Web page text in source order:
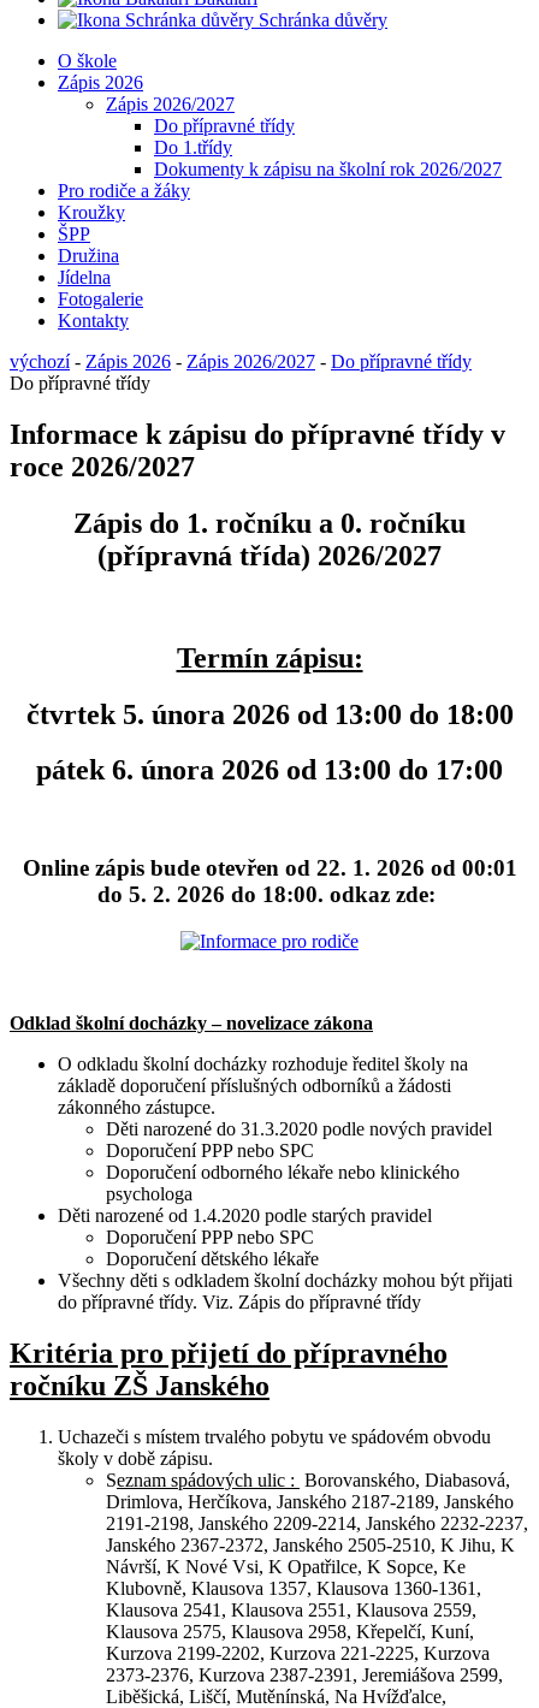
Schránka důvěry
O škole
Zápis 2026
Zápis 2026/2027
Do přípravné třídy
Do 1.třídy
Dokumenty k zápisu na školní rok 2026/2027
Pro rodiče a žáky
Kroužky
ŠPP
Družina
Jídelna
Fotogalerie
Kontakty
výchozí- Zápis 2026 - Zápis 2026/2027 - Do přípravné třídy
Do přípravné třídy
Informace k zápisu do přípravné třídy v
roce 2026/2027
Zápis do 1. ročníku a 0. ročníku
(přípravná třída) 2026/2027
Termín zápisu:
čtvrtek 5. února 2026 od 13:00 do 18:00
pátek 6. února 2026 od 13:00 do 17:00
Online zápis bude otevřen od 22. 1. 2026 od 00:01
do 5. 2. 2026 do 18:00. odkaz zde:
Odklad školní docházky – novelizace zákona
O odkladu školní docházky rozhoduje ředitel školy na
základě doporučení příslušných odborníků a žádosti
zákonného zástupce.
Děti narozené do 31.3.2020 podle nových pravidel
Doporučení PPP nebo SPC
Doporučení odborného lékaře nebo klinického
psychologa
Děti narozené od 1.4.2020 podle starých pravidel
Doporučení PPP nebo SPC
Doporučení dětského lékaře
Všechny děti s odkladem školní docházky mohou být přijati
do přípravné třídy. Viz. Zápis do přípravné třídy
Kritéria pro přijetí do přípravného
ročníku ZŠ Janského
Uchazeči s místem trvalého pobytu ve spádovém obvodu
školy v době zápisu.
Seznam spádových ulic : Borovanského, Diabasová,
Drimlova, Herčíkova, Janského 2187-2189, Janského
2191-2198, Janského 2209-2214, Janského 2232-2237,
Janského 2367-2372, Janského 2505-2510, K Jihu, K
Návrší, K Nové Vsi, K Opatřilce, K Sopce, Ke
Klubovně, Klausova 1357, Klausova 1360-1361,
Klausova 2541, Klausova 2551, Klausova 2559,
Klausova 2575, Klausova 2958, Křepelčí, Kuní,
Kurzova 2199-2202, Kurzova 221-2225, Kurzova
2373-2376, Kurzova 2387-2391, Jeremiášova 2599,
Liběšická, Liščí, Mutěnínská, Na Hvížďalce,